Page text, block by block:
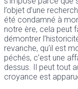
l’objet d’une
été condamné à
notre ère, cela peut
démontrer
revanche, qu’il est
péchés, c’est une
dessus. Il peut tout
croyance est